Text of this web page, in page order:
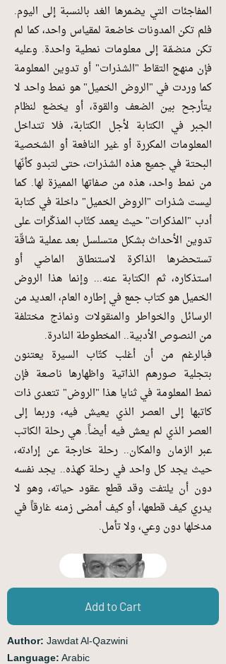
المفاجئات التي يضمرها الغد بالنسبة إلى اليوم.
فلم تكن المدونات خاضعة لمقياس واحد، كما لم
تكن منضمّة إلى معلومات نمطية واحدة. وعليه
فإن منهج التقاط "الشذرات" أو تدوين المعلومة
كما وردت في "الروض الخميل" هو نمط واحد لا
يتأرجح بين الضعف والقوة، أو يخضع لنظام
الجبر في الكتابة لأجل الكتابة، فلا تتداخل
المعلومات المكررة أو غير النافعة أو الشخصية
البحتة في جميع هذه الشذرات، حتى لتبدو كأنّها
من نمط واحد، هذه من صفاتها المميزة لها. كما
ليست شذرات "الروض الخميل" داخلة في كتابة
أدب "المذكرات" حيث يعمد كتّاب المذكّرات على
تدوين الأحداث بشكل متسلسل بعد عملية شاقّة
تستحضرها الذاكرة لاستنطاق الماضي أو
استذكاره، ثم الكتابة عنه... وإنما هذا الروض
الخميل هو كتاب جمع في إطاره العام، العديد من
الرسائل والخواطر والمنقولات ونماذج مختلفة
من النصوص الأدبية.. المخطوطة النادرة.
فبالرغم من أن أغلب كتّاب السيرة يعتنون
بتجلية صورهم الذاتية واظهارها ناصعة فإن
نمط المعلومة في ثنايا هذا "الروض" تتعدى ذات
كاتبها إلى العصر الذي يعيش فيه، وربما إلى
العصر الذي لم يعش فيه أيضاً. هي رحلة الكاتب
عبر الزمان والمكان.. رحلة خارجة عن إرادته،
حيث يجد كل واحد في رحلة كهذه.. يجد نفسه
دون أن يلتفت وقد قطع عقود حياته، وهو لا
يدري كيف قطعها، أو كيف أمضى زمنه غارقاً في
مدخلها دون وعي، ولا تأمل.
Add to Cart
Author: Jawdat Al-Qazwini
Language: Arabic